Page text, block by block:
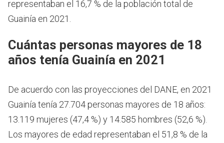
representaban el 16,7 % de la población total de
Guainía en 2021.
Cuántas personas mayores de 18
años tenía Guainía en 2021
De acuerdo con las proyecciones del DANE, en 2021
Guainía tenía 27.704 personas mayores de 18 años:
13.119 mujeres (47,4 %) y 14.585 hombres (52,6 %).
Los mayores de edad representaban el 51,8 % de la